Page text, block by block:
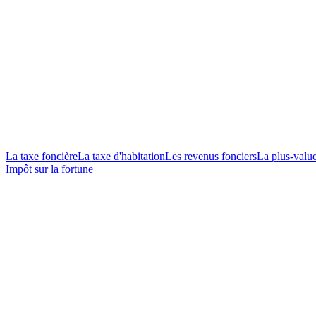
La taxe foncièreLa taxe d'habitationLes revenus fonciersLa plus-
Impôt sur la fortune